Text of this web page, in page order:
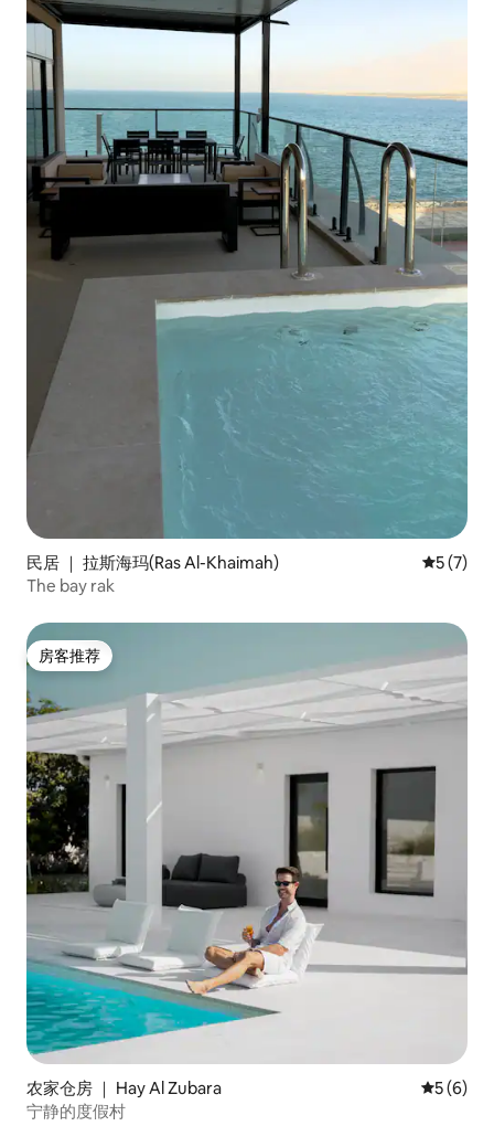
民居 ｜ 拉斯海玛(Ras Al-Khaimah) 平均评分
5 (7)
The bay rak
房客推荐
房客推荐
农家仓房 ｜ Hay Al Zubara 平均评分
5 (6)
宁静的度假村